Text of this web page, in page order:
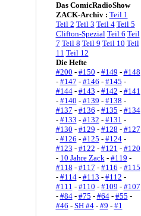
Das ComicRadioShow
ZACK-Archiv : Teil 1
Teil 2 Teil 3 Teil 4 Teil 5
Clifton-Spezial Teil 6 Teil
7 Teil 8 Teil 9 Teil 10 Teil
11 Teil 12
Die Hefte
#200 - #150 - #149 - #148
- #147 - #146 - #145 -
#144- #143 - #142 - #141
- #140 - #139 - #138 -
#137 - #136 - #135 - #134
- #133 - #132 - #131 -
#130 - #129 - #128 - #127
- #126 - #125 - #124-
#123 - #122 - #121 - #120
- 10 Jahre Zack- #119 -
#118 - #117 - #116 - #115
- #114- #113 - #112 -
#111 - #110 - #109 - #107
- #84- #75 - #64- #55 -
#46 - SH #4- #9 - #1